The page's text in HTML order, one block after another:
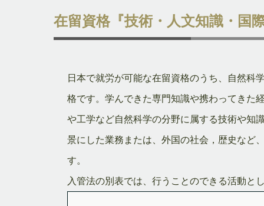
在留資格『技術・人文知識・国
日本で就労が可能な在留資格のうち、自然科
格です。学んできた専門知識や携わってきた
や工学など自然科学の分野に属する技術や知
景にした業務または、外国の社会，歴史など
す。
入管法の別表では、行うことのできる活動と